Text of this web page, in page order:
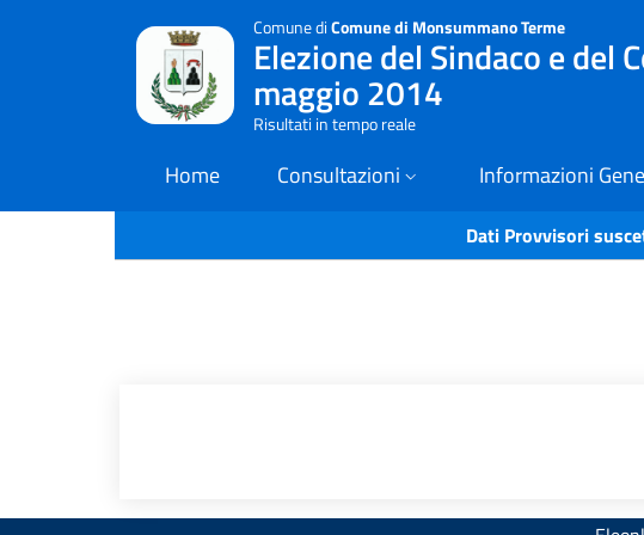
Comune diComune di Monsummano Terme
Elezione del Sindaco e del
maggio 2014
Risultati in tempo reale
Home Consultazioni Informazioni
Dati Provvisori